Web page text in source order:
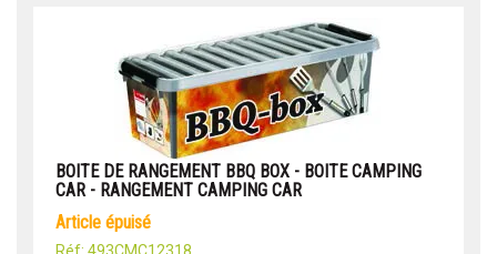
BOITE DE RANGEMENT BBQ BOX - BOITE CAMPING
CAR - RANGEMENT CAMPING CAR
article épuisé